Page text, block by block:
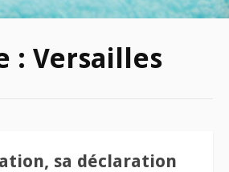
: Versailles
sa déclaration